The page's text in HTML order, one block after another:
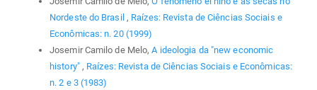
Nordeste do Brasil , Raízes: Revista de Ciências Sociais e
Econômicas: n. 20 (1999)
Josemir Camilo de Melo,A ideologia da "new economic
history" , Raízes: Revista de Ciências Sociais e Econômicas:
n. 2 e 3 (1983)